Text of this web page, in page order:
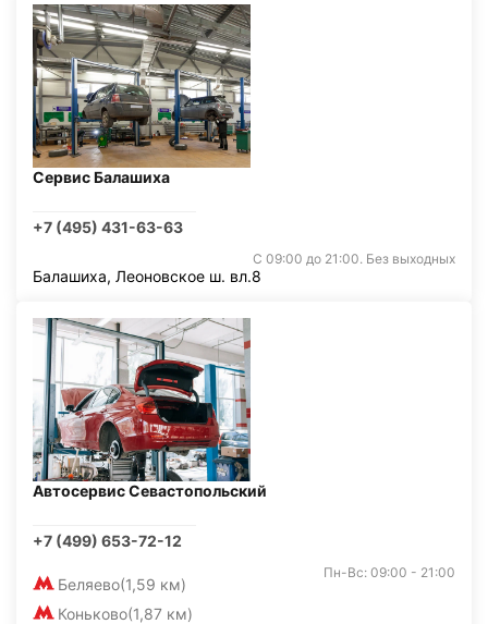
Сервис Балашиха
+7 (495) 431-63-63
С 09:00 до 21:00. Без выходных
Балашиха, Леоновское ш. вл.8
Автосервис Севастопольский
+7 (499) 653-72-12
Беляево(1,59 км)
Коньково(1,87 км)
Пн-Вс: 09:00 - 21:00